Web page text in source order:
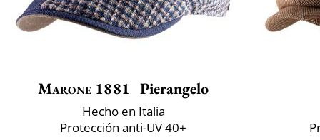
Marone 1881 Pierangelo
Hecho en Italia
Protección anti-UV 40+